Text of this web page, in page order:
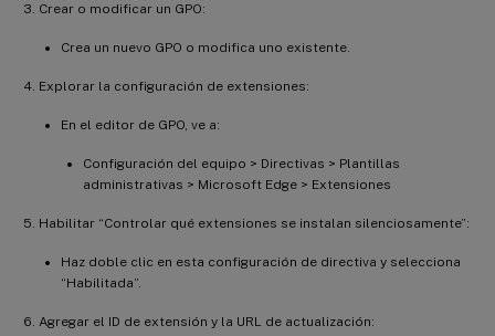
Crear o modificar un GPO:
Crea un nuevo GPO o modifica uno existente.
Explorar la configuración de extensiones:
En el editor de GPO, ve a:
Configuración del equipo > Directivas > Plantillas
administrativas > Microsoft Edge > Extensiones
Habilitar “Controlar qué extensiones se instalan silenciosamente”:
Haz doble clic en esta configuración de directiva y selecciona
“Habilitada”.
Agregar el ID de extensión y la URL de actualización: